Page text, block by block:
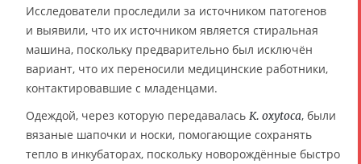
Исследователи проследили за источником патогенов
и выявили, что их источником является стиральная
машина, поскольку предварительно был исключён
вариант, что их переносили медицинские работники,
контактировавшие с младенцами.
Одеждой, через которую передавалась K. oxytoca, были
вязаные шапочки и носки, помогающие сохранять
тепло в инкубаторах, поскольку новорождённые быстро